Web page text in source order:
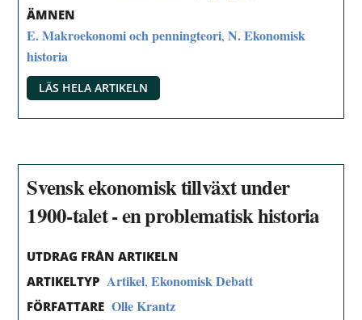
ÄMNEN
E. Makroekonomi och penningteori,N. Ekonomisk
historia
LÄS HELA ARTIKELN
Svensk ekonomisk tillväxt under
1900-talet - en problematisk historia
UTDRAG FRÅN ARTIKELN
ARTIKELTYP Artikel,Ekonomisk Debatt
FÖRFATTARE Olle Krantz